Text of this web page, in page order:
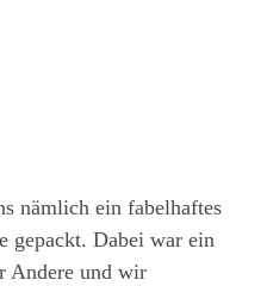
nämlich ein fabelhaftes
gepackt. Dabei war ein
Andere und wir